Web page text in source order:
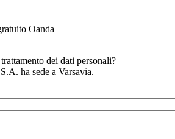
Oanda
dei dati personali?
ha sede a Varsavia.